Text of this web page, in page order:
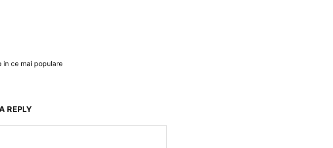
in ce mai populare
REPLY